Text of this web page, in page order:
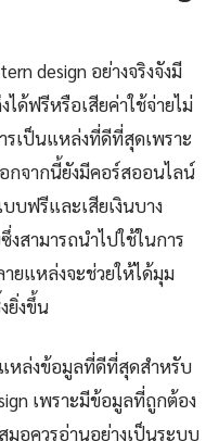
design อย่างจริงจังมี
ด้ฟรีหรือเสียค่าใช้จ่ายไม่
รเป็นแหล่งที่ดีที่สุดเพราะ
กจากนี้ยังมีคอร์สออนไลน์
บฟรีและเสียเงินบาง
สามารถนำไปใช้ในการ
ยแหล่งจะช่วยให้ได้มุม
ยิ่งขึ้น
แหล่งข้อมูลที่ดีที่สุดสำหรับ
เพราะมีข้อมูลที่ถูกต้อง
อควรอ่านอย่างเป็นระบบ